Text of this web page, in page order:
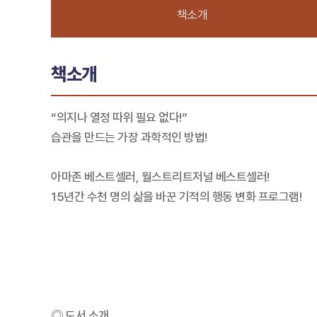
책소개
책소개
“의지나 열정 따위 필요 없다!”
습관을 만드는 가장 과학적인 방법!
아마존 베스트셀러, 월스트리트저널 베스트셀러!
15년간 수천 명의 삶을 바꾼 기적의 행동 변화 프로그램!